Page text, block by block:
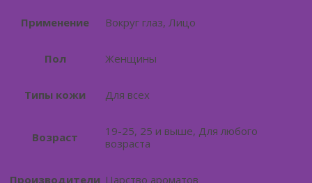
Применение Вокруг глаз, Лицо
Пол Женщины
Типы кожи Для всех
Возраст
19-25, 25 и выше, Для любого
возраста
Производители Царство ароматов